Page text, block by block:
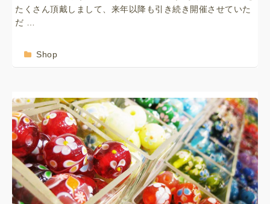
たくさん頂戴しまして、来年以降も引き続き開催させていた
だ …
Shop